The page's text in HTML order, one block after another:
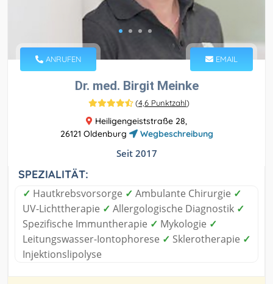
ANRUFEN EMAIL
Dr. med. Birgit Meinke
(4,6 Punktzahl)
Heiligengeiststraße 28,
26121 Oldenburg
Wegbeschreibung
Seit 2017
SPEZIALITÄT:
✓ Hautkrebsvorsorge ✓ Ambulante Chirurgie ✓
UV-Lichttherapie ✓ Allergologische Diagnostik ✓
Spezifische Immuntherapie ✓ Mykologie ✓
Leitungswasser-Iontophorese ✓ Sklerotherapie ✓
Injektionslipolyse